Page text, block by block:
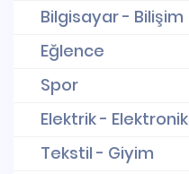
Bilgisayar - Bilişim
Eğlence
Spor
Elektrik - Elektronik
Tekstil - Giyim